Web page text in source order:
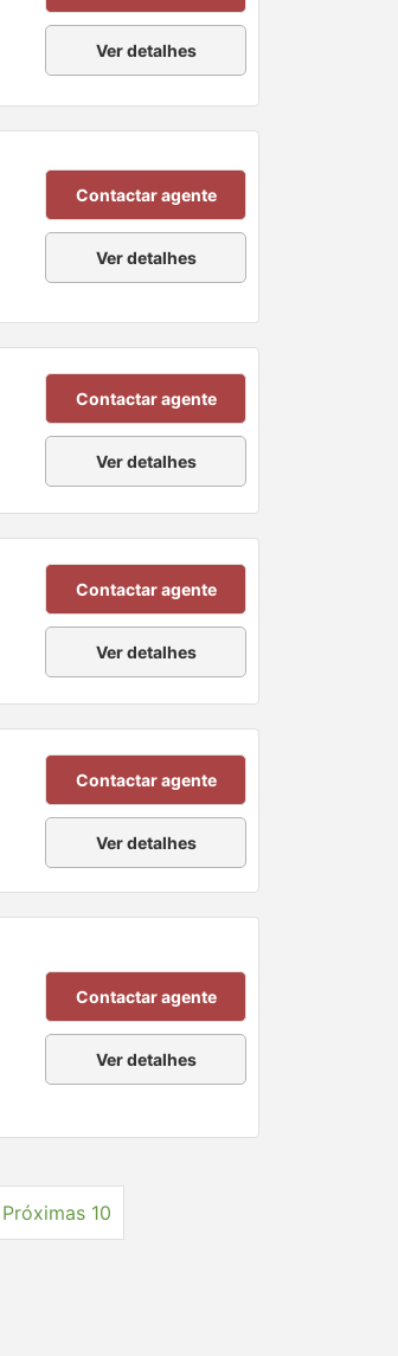
Ver detalhes
Contactar agente
Ver detalhes
Contactar agente
Ver detalhes
Contactar agente
Ver detalhes
Contactar agente
Ver detalhes
Contactar agente
Ver detalhes
Próximas 10